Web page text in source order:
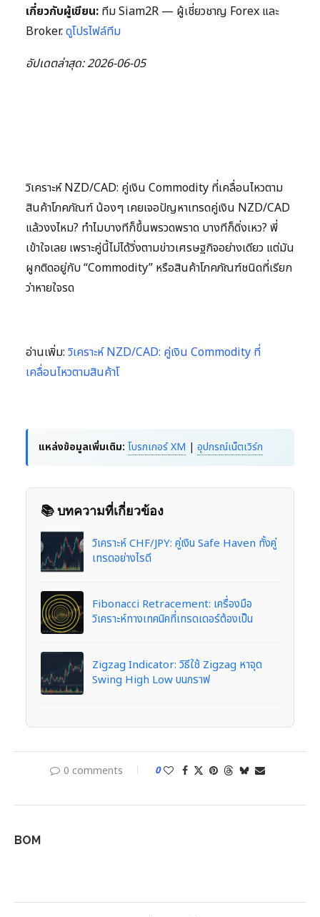
เกี่ยวกับผู้เขียน: ทีม Siam2R — ผู้เชี่ยวชาญ Forex และ
Broker.ดูโปรไฟล์ทีม
อัปเดตล่าสุด: 2026-06-05
วิเคราะห์ NZD/CAD: คู่เงิน Commodity ที่เคลื่อนไหวตาม
สินค้าโภคภัณฑ์ น้องๆ เคยเจอปัญหาเทรดคู่เงิน NZD/CAD
แล้วงงไหม? ทำไมบางทีก็ขึ้นพรวดพราด บางทีก็ดิ่งเหว? พี่
เข้าใจเลย เพราะคู่นี้ไม่ได้วิ่งตามข่าวเศรษฐกิจอย่างเดียว แต่มัน
ผูกติดอยู่กับ “Commodity” หรือสินค้าโภคภัณฑ์ชนิดที่เรียก
ว่าหายใจรด
อ่านเพิ่ม: วิเคราะห์ NZD/CAD: คู่เงิน Commodity ที่
เคลื่อนไหวตามสินค้าโ
แหล่งข้อมูลเพิ่มเติม: โบรกเกอร์ XM | อุปกรณ์เน็ตเวิร์ก
📚 บทความที่เกี่ยวข้อง
วิเคราะห์ CHF/JPY: คู่เงิน Safe Haven ทั้งคู่
เทรดอย่างไรดี
Fibonacci Retracement: เครื่องมือ
วิเคราะห์ทางเทคนิคที่เทรดเดอร์ต้องเป็น
Zigzag Indicator: วิธีใช้ Zigzag หาจุด
Swing High Low บนกราฟ
0 comments 0
BOM